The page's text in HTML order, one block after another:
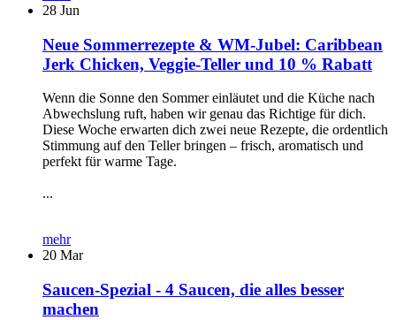
28 Jun
Neue Sommerrezepte & WM-Jubel: Caribbean
Jerk Chicken, Veggie-Teller und 10 % Rabatt
Wenn die Sonne den Sommer einläutet und die Küche nach
Abwechslung ruft, haben wir genau das Richtige für dich.
Diese Woche erwarten dich zwei neue Rezepte, die ordentlich
Stimmung auf den Teller bringen – frisch, aromatisch und
perfekt für warme Tage.
...
mehr
20 Mar
Saucen-Spezial - 4 Saucen, die alles besser
machen